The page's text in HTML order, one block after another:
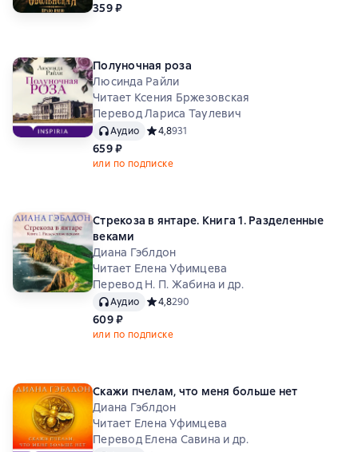
359 ₽
Полуночная роза
Люсинда Райли
Читает Ксения Бржезовская
Перевод Лариса Таулевич
Аудио Средний рейтинг 4,8 на основе 931 оценок
4,8931
659 ₽
или по подписке
Стрекоза в янтаре. Книга 1. Разделенные
веками
Диана Гэблдон
Читает Елена Уфимцева
Перевод Н. П. Жабина и др.
Аудио Средний рейтинг 4,8 на основе 290 оценок
4,8290
609 ₽
или по подписке
Скажи пчелам, что меня больше нет
Диана Гэблдон
Читает Елена Уфимцева
Перевод Елена Савина и др.